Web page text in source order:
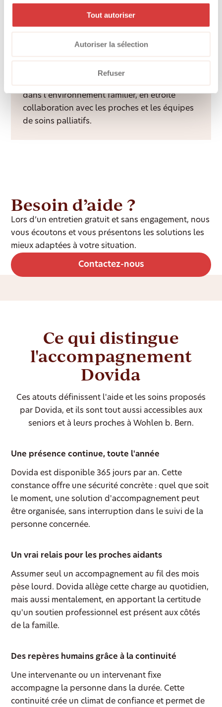
Tout autoriser
Autoriser la sélection
Refuser
dans l’environnement familier, en étroite
collaboration avec les proches et les équipes
de soins palliatifs.
Besoin d’aide ?
Lors d’un entretien gratuit et sans engagement, nous
vous écoutons et vous présentons les solutions les
mieux adaptées à votre situation.
Contactez-nous
Ce qui distingue
l'accompagnement
Dovida
Ces atouts définissent l'aide et les soins proposés
par Dovida, et ils sont tout aussi accessibles aux
seniors et à leurs proches à Wohlen b. Bern.
Une présence continue, toute l'année
Dovida est disponible 365 jours par an. Cette
constance offre une sécurité concrète : quel que soit
le moment, une solution d'accompagnement peut
être organisée, sans interruption dans le suivi de la
personne concernée.
Un vrai relais pour les proches aidants
Assumer seul un accompagnement au fil des mois
pèse lourd. Dovida allège cette charge au quotidien,
mais aussi mentalement, en apportant la certitude
qu'un soutien professionnel est présent aux côtés
de la famille.
Des repères humains grâce à la continuité
Une intervenante ou un intervenant fixe
accompagne la personne dans la durée. Cette
continuité crée un climat de confiance et permet de